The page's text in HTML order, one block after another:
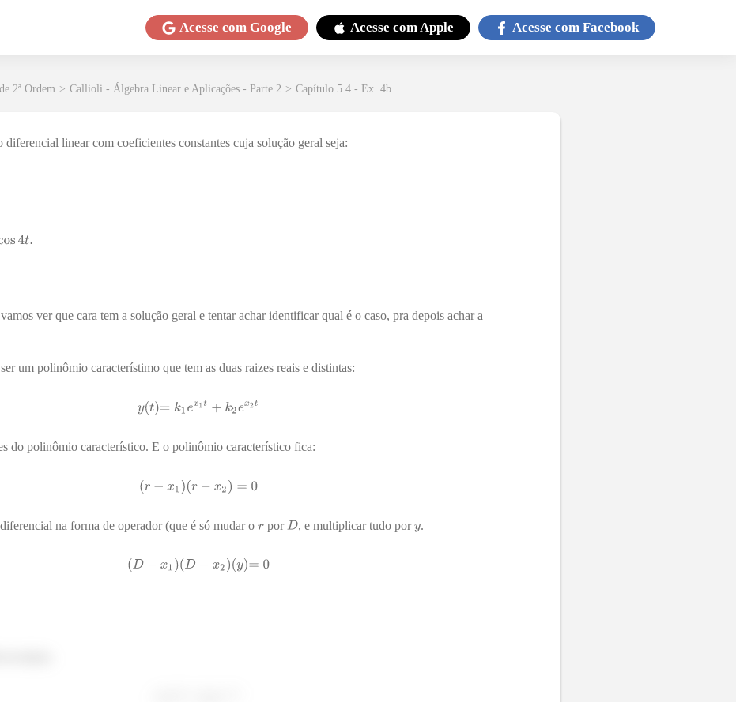
Acesse com Google Acesse comApple Acesse com Facebook
2ª Ordem > Callioli - Álgebra Linear e Aplicações - Parte 2 > Capítulo 5.4 - Ex. 4b
diferencial linear com coeficientes constantes cuja solução geral seja:
ver que cara tem a solução geral e tentar achar identificar qual é o caso, pra depois achar a
um polinômio característimo que tem as duas raizes reais e distintas:
do polinômio característico. E o polinômio característico fica:
na forma de operador (que é só mudar o por , e multiplicar tudo por .